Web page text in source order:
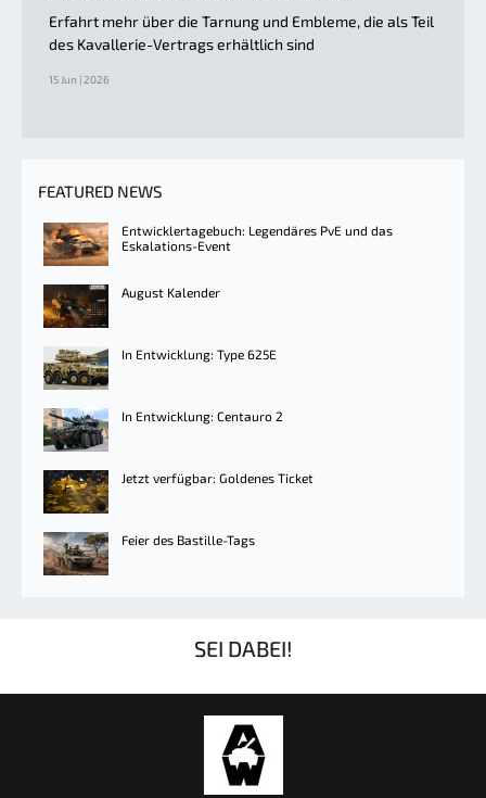
Erfahrt mehr über die Tarnung und Embleme, die als Teil
des Kavallerie-Vertrags erhältlich sind
15 Jun | 2026
FEATURED NEWS
Entwicklertagebuch: Legendäres PvE und das
Eskalations-Event
August Kalender
In Entwicklung: Type 625E
In Entwicklung: Centauro 2
Jetzt verfügbar: Goldenes Ticket
Feier des Bastille-Tags
SEI DABEI!